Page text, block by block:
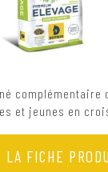
complémentaire
et jeunes en
LA FICHE